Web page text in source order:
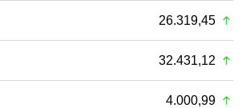
26.319,45
32.431,12
4.000,99